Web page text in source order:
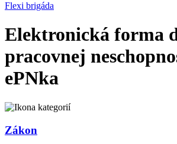
Flexi brigáda
Elektronická forma
pracovnej
ePNka
Zákon